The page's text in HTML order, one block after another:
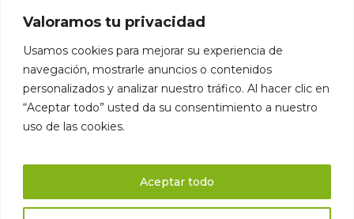
Valoramos tu privacidad
Usamos cookies para mejorar su experiencia de
navegación, mostrarle anuncios o contenidos
personalizados y analizar nuestro tráfico. Al hacer clic en
“Aceptar todo” usted da su consentimiento a nuestro
uso de las cookies.
Aceptar todo